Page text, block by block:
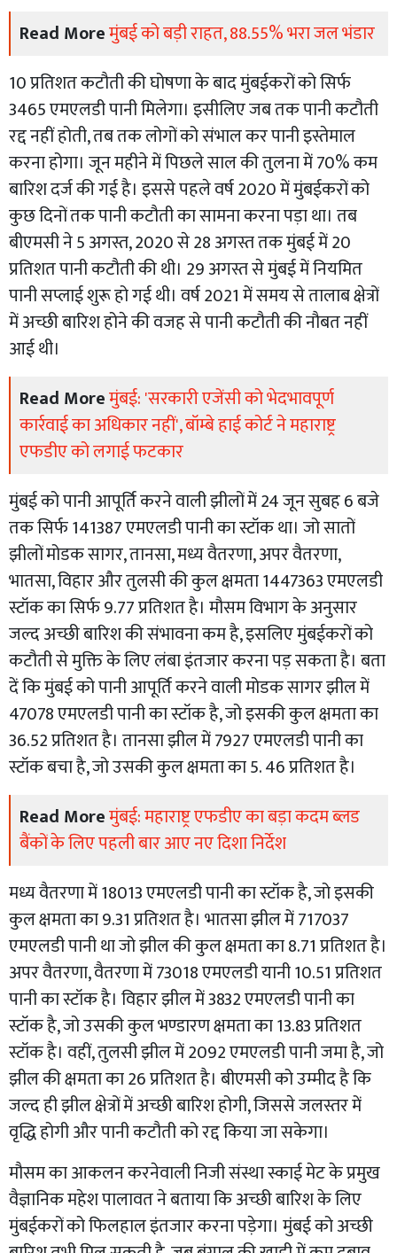
Read Moreमुंबई को बड़ी राहत, 88.55% भरा जल भंडार
10 प्रतिशत कटौती की घोषणा के बाद मुंबईकरों को सिर्फ
3465 एमएलडी पानी मिलेगा। इसीलिए जब तक पानी कटौती
रद्द नहीं होती, तब तक लोगों को संभाल कर पानी इस्तेमाल
करना होगा। जून महीने में पिछले साल की तुलना में 70% कम
बारिश दर्ज की गई है। इससे पहले वर्ष 2020 में मुंबईकरों को
कुछ दिनों तक पानी कटौती का सामना करना पड़ा था। तब
बीएमसी ने 5 अगस्त, 2020 से 28 अगस्त तक मुंबई में 20
प्रतिशत पानी कटौती की थी। 29 अगस्त से मुंबई में नियमित
पानी सप्लाई शुरू हो गई थी। वर्ष 2021 में समय से तालाब क्षेत्रों
में अच्छी बारिश होने की वजह से पानी कटौती की नौबत नहीं
आई थी।
Read Moreमुंबई: 'सरकारी एजेंसी को भेदभावपूर्ण
कार्रवाई का अधिकार नहीं', बॉम्बे हाई कोर्ट ने महाराष्ट्र
एफडीए को लगाई फटकार
मुंबई को पानी आपूर्ति करने वाली झीलों में 24 जून सुबह 6 बजे
तक सिर्फ 141387 एमएलडी पानी का स्टॉक था। जो सातों
झीलों मोडक सागर, तानसा, मध्य वैतरणा, अपर वैतरणा,
भातसा, विहार और तुलसी की कुल क्षमता 1447363 एमएलडी
स्टॉक का सिर्फ 9.77 प्रतिशत है। मौसम विभाग के अनुसार
जल्द अच्छी बारिश की संभावना कम है, इसलिए मुंबईकरों को
कटौती से मुक्ति के लिए लंबा इंतजार करना पड़ सकता है। बता
दें कि मुंबई को पानी आपूर्ति करने वाली मोडक सागर झील में
47078 एमएलडी पानी का स्टॉक है, जो इसकी कुल क्षमता का
36.52 प्रतिशत है। तानसा झील में 7927 एमएलडी पानी का
स्टॉक बचा है, जो उसकी कुल क्षमता का 5. 46 प्रतिशत है।
Read Moreमुंबई: महाराष्ट्र एफडीए का बड़ा कदम ब्लड
बैंकों के लिए पहली बार आए नए दिशा निर्देश
मध्य वैतरणा में 18013 एमएलडी पानी का स्टॉक है, जो इसकी
कुल क्षमता का 9.31 प्रतिशत है। भातसा झील में 717037
एमएलडी पानी था जो झील की कुल क्षमता का 8.71 प्रतिशत है।
अपर वैतरणा, वैतरणा में 73018 एमएलडी यानी 10.51 प्रतिशत
पानी का स्टॉक है। विहार झील में 3832 एमएलडी पानी का
स्टॉक है, जो उसकी कुल भण्डारण क्षमता का 13.83 प्रतिशत
स्टॉक है। वहीं, तुलसी झील में 2092 एमएलडी पानी जमा है, जो
झील की क्षमता का 26 प्रतिशत है। बीएमसी को उम्मीद है कि
जल्द ही झील क्षेत्रों में अच्छी बारिश होगी, जिससे जलस्तर में
वृद्धि होगी और पानी कटौती को रद्द किया जा सकेगा।
मौसम का आकलन करनेवाली निजी संस्था स्काई मेट के प्रमुख
वैज्ञानिक महेश पालावत ने बताया कि अच्छी बारिश के लिए
मुंबईकरों को फिलहाल इंतजार करना पड़ेगा। मुंबई को अच्छी